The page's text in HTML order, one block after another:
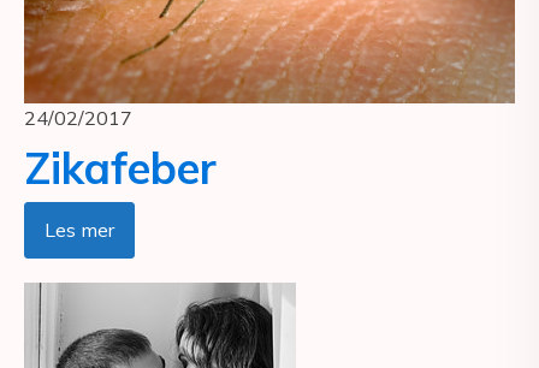
24/02/2017
Zikafeber
Les mer